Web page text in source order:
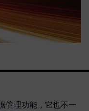
管理功能，它也不一